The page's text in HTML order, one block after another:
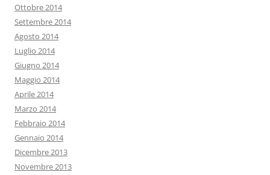
Ottobre 2014
Settembre 2014
Agosto 2014
Luglio 2014
Giugno 2014
Maggio 2014
Aprile 2014
Marzo 2014
Febbraio 2014
Gennaio 2014
Dicembre 2013
Novembre 2013